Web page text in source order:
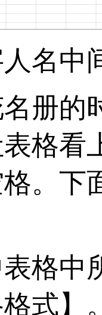
名中
册的
格看
。下
格中
格式】